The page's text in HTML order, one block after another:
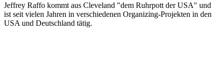
Jeffrey Raffo kommt aus Cleveland "dem Ruhrpott der USA" und
ist seit vielen Jahren in verschiedenen Organizing-Projekten in den
USA und Deutschland tätig.